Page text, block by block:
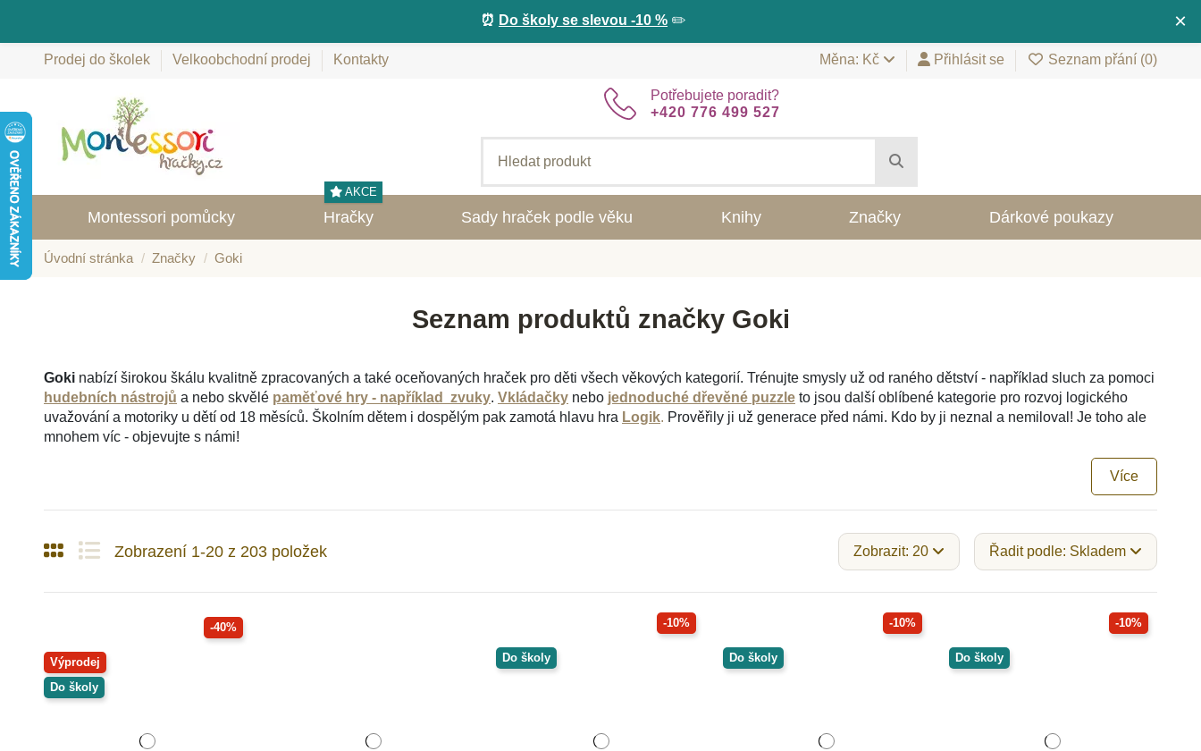
×
⏰ Do školy se slevou -10 % ✏️
Prodej do školek Velkoobchodní prodej Kontakty Měna: Kč Přihlásit se Seznam přání (0)
Potřebujete poradit?
+420 776 499 527
Montessori pomůcky Hračky
AKCE
Sady hraček podle věku Knihy Značky Dárkové poukazy
Úvodní stránka Značky Goki
Seznam produktů značky Goki
Goki nabízí širokou škálu kvalitně zpracovaných a také oceňovaných hraček pro děti všech věkových kategorií. Trénujte smysly už od raného dětství - například sluch za pomoci
hudebních nástrojů a nebo skvělé paměťové hry - například zvuky. Vkládačky nebo jednoduché dřevěné puzzle to jsou další oblíbené kategorie pro rozvoj logického
uvažování a motoriky u dětí od 18 měsíců. Školním dětem i dospělým pak zamotá hlavu hra Logik. Prověřily ji už generace před námi. Kdo by ji neznal a nemiloval! Je toho ale
mnohem víc - objevujte s námi!
Více
Zobrazení 1-20 z 203 položek Zobrazit: 20 Řadit podle: Skladem
-40%
Výprodej
Do školy
-10%
Do školy
-10%
Do školy
-10%
Do školy